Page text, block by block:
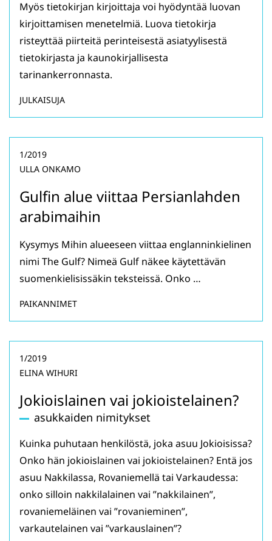
Myös tietokirjan kirjoittaja voi hyödyntää luovan
kirjoittamisen menetelmiä. Luova tietokirja
risteyttää piirteitä perinteisestä asiatyylisestä
tietokirjasta ja kaunokirjallisesta
tarinankerronnasta.
JULKAISUJA
Gulfin alue viittaa Persianlahden
arabimaihin
1/2019
ULLA ONKAMO
Kysymys Mihin alueeseen viittaa englanninkielinen
nimi The Gulf? Nimeä Gulf näkee käytettävän
suomenkielisissäkin teksteissä. Onko …
PAIKANNIMET
Jokioislainen vai jokioistelainen?
asukkaiden nimitykset
1/2019
ELINA WIHURI
Kuinka puhutaan henkilöstä, joka asuu Jokioisissa?
Onko hän jokioislainen vai jokioistelainen? Entä jos
asuu Nakkilassa, Rovaniemellä tai Varkaudessa:
onko silloin nakkilalainen vai ”nakkilainen”,
rovaniemeläinen vai ”rovanieminen”,
varkautelainen vai ”varkauslainen”?